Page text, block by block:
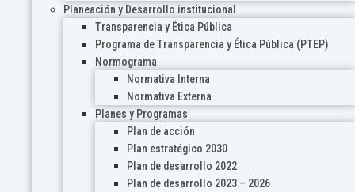
Planeación y Desarrollo institucional
Transparencia y Ética Pública
Programa de Transparencia y Ética Pública (PTEP)
Normograma
Normativa Interna
Normativa Externa
Planes y Programas
Plan de acción
Plan estratégico 2030
Plan de desarrollo 2022
Plan de desarrollo 2023 – 2026